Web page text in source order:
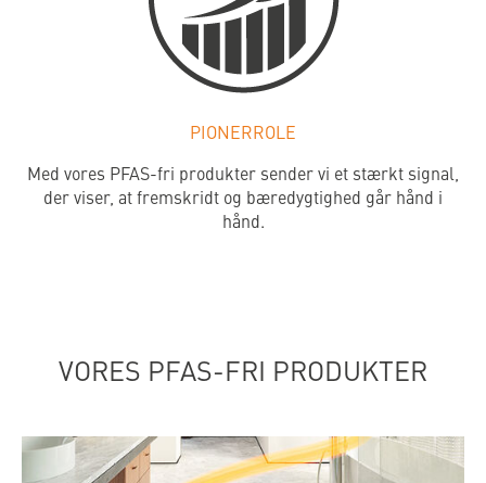
PIONERROLE
Med vores PFAS-fri produkter sender vi et stærkt signal,
der viser, at fremskridt og bæredygtighed går hånd i
hånd.
VORES PFAS-FRI PRODUKTER